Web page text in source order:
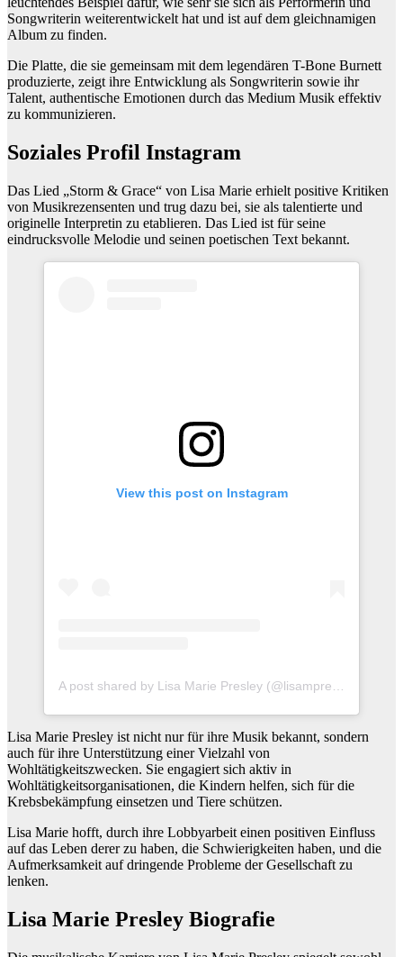
Songwriterin weiterentwickelt hat und ist auf dem gleichnamigen
Album zu finden.
Die Platte, die sie gemeinsam mit dem legendären T-Bone Burnett
produzierte, zeigt ihre Entwicklung als Songwriterin sowie ihr
Talent, authentische Emotionen durch das Medium Musik effektiv
zu kommunizieren.
Soziales Profil Instagram
Das Lied „Storm & Grace“ von Lisa Marie erhielt positive Kritiken
von Musikrezensenten und trug dazu bei, sie als talentierte und
originelle Interpretin zu etablieren. Das Lied ist für seine
eindrucksvolle Melodie und seinen poetischen Text bekannt.
View this post on Instagram
Lisa Marie Presley ist nicht nur für ihre Musik bekannt, sondern
auch für ihre Unterstützung einer Vielzahl von
Wohltätigkeitszwecken. Sie engagiert sich aktiv in
Wohltätigkeitsorganisationen, die Kindern helfen, sich für die
Krebsbekämpfung einsetzen und Tiere schützen.
Lisa Marie hofft, durch ihre Lobbyarbeit einen positiven Einfluss
auf das Leben derer zu haben, die Schwierigkeiten haben, und die
Aufmerksamkeit auf dringende Probleme der Gesellschaft zu
lenken.
Lisa Marie Presley Biografie